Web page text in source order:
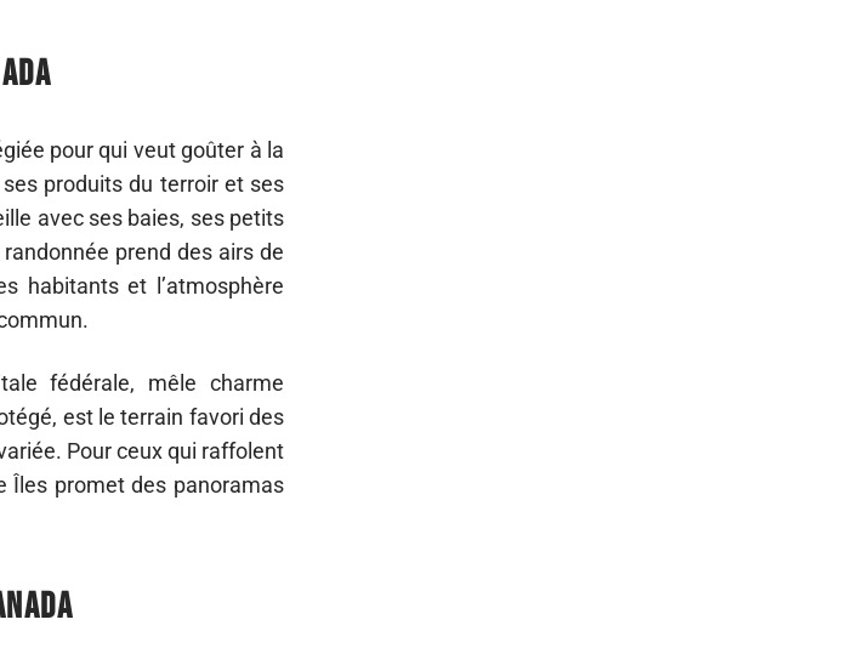
pour qui veut goûter à la
produits du terroir et ses
avec ses baies, ses petits
prend des airs de
habitants et l’atmosphère
fédérale, mêle charme
est le terrain favori des
Pour ceux qui raffolent
Îles promet des panoramas